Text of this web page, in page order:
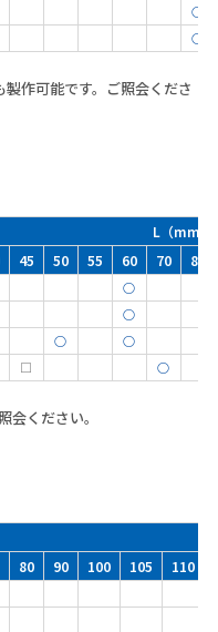
○
○
作可能です。ご照会くださ
L（mm）
45 50 55 60 70 80
○
○
○
○
□ ○
ください。
80 90 100 105 110